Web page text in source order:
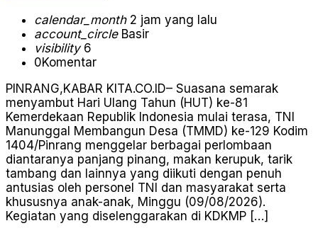
calendar_month2 jam yang lalu
account_circleBasir
visibility6
0Komentar
PINRANG,KABAR KITA.CO.ID– Suasana semarak
menyambut Hari Ulang Tahun (HUT) ke-81
Kemerdekaan Republik Indonesia mulai terasa, TNI
Manunggal Membangun Desa (TMMD) ke-129 Kodim
1404/Pinrang menggelar berbagai perlombaan
diantaranya panjang pinang, makan kerupuk, tarik
tambang dan lainnya yang diikuti dengan penuh
antusias oleh personel TNI dan masyarakat serta
khususnya anak-anak, Minggu (09/08/2026).
Kegiatan yang diselenggarakan di KDKMP […]